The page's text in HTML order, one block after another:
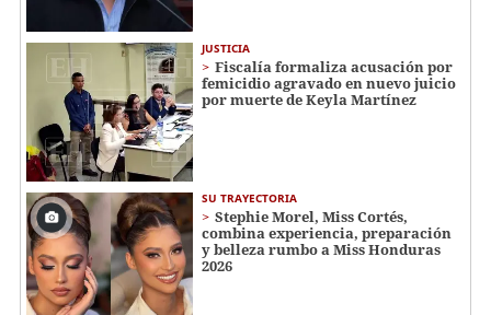
JUSTICIA
Fiscalía formaliza acusación por
femicidio agravado en nuevo juicio
por muerte de Keyla Martínez
SU TRAYECTORIA
Stephie Morel, Miss Cortés,
combina experiencia, preparación
y belleza rumbo a Miss Honduras
2026